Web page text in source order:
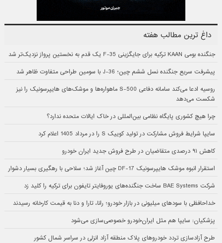
داغ ترین مطالب هفته
جنگنده بومی KAAN ترکیه برای جایگزینی F-35 یک قدم به نخستین پرواز نزدیک‌تر شد
پیشرفت سریع جنگنده نسل ششم چین؛ J-36 با سومین طراحی متفاوت ظاهر شد
روسیه ادعا می‌کند سامانه دفاعی S-500 ماهواره‌ها و موشک‌های هایپرسونیک را نیز
شکست می‌دهد
چرا هیچ کشوری پایگاه نظامی بین‌المللی در خاک ایالات متحده ندارد؟
سایپا شرایط فروش مشارکت در تولید کوییک S را در مرداد 1405 اعلام کرد
کاهش ۹۱ درصدی متقاضیان در طرح فروش جدید ایران خودرو
استقرار انبوه موشک هایپرسونیک DF-17 چین آغاز شد؛ سلاحی با رهگیری بسیار دشوار
شرکت BAE Systems ساخت جنگنده‌های یوروفایتر تایفون برای ترکیه را کلید زد
خداحافظی با سودهای میلیونی در بازار خودرو؛ رانا، تارا و دنا به قیمت کارخانه رسیدند
پزشکیان: سایپا هم مثل ایران‌خودرو خصوصی‌سازی می‌شود
طرح آزادسازی تردد خودروهای پلاک منطقه آزاد انزلی در سراسر شمال کشور